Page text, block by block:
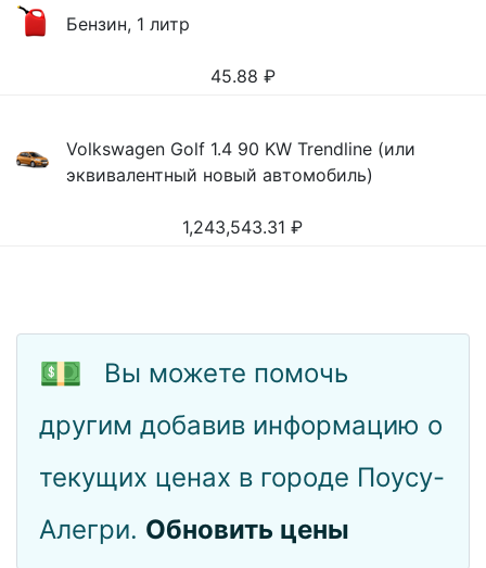
Бензин, 1 литр
45.88 ₽
Volkswagen Golf 1.4 90 KW Trendline (или
эквивалентный новый автомобиль)
1,243,543.31 ₽
💵
Вы можете помочь
другим добавив информацию о
текущих ценах в городе Поусу-
Алегри. Обновить цены